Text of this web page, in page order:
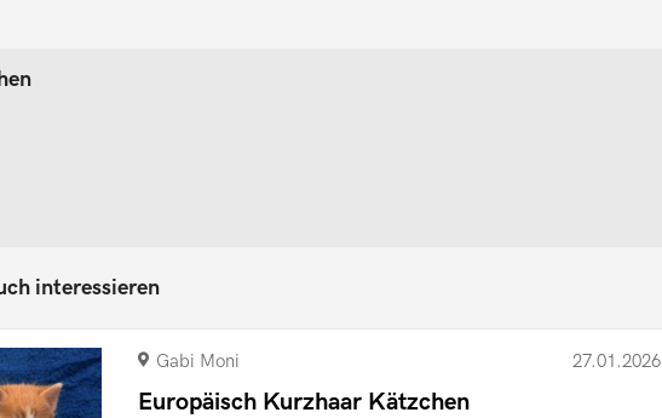
interessieren
Gabi Moni 27.01.2026
Europäisch Kurzhaar Kätzchen